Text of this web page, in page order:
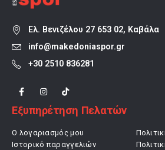
Ελ. Βενιζέλου 27 653 02, Καβάλα
info@makedoniaspor.gr
+30 2510 836281
Εξυπηρέτηση Πελατών
Ο λογαριασμός μου
Ιστορικό παραγγελιών